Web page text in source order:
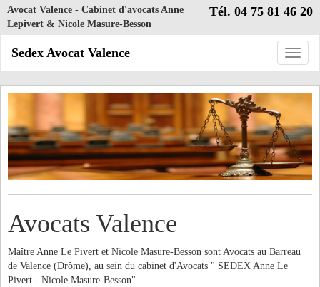
Tél. 04 75 81 46 20
Avocat Valence - Cabinet d'avocats Anne
Lepivert & Nicole Masure-Besson
Toggle
Sedex Avocat Valence
Avocats Valence
Maître Anne Le Pivert et Nicole Masure-Besson sont Avocats au Barreau
de Valence (Drôme), au sein du cabinet d'Avocats " SEDEX Anne Le
Pivert - Nicole Masure-Besson".